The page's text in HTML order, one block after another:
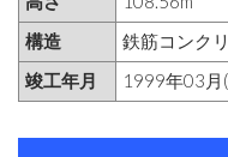
構造
鉄筋コンク
竣工年月
1999年03月